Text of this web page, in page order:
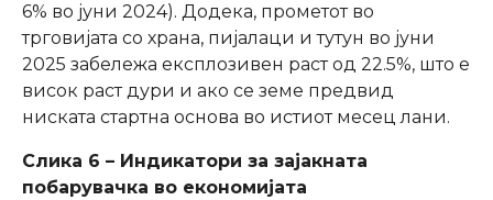
6% во јуни 2024). Додека, прометот во
трговијата со храна, пијалаци и тутун во јуни
2025 забележа експлозивен раст од 22.5%, што е
висок раст дури и ако се земе предвид
ниската стартна основа во истиот месец лани.
Слика 6 – Индикатори за зајакната
побарувачка во економијата